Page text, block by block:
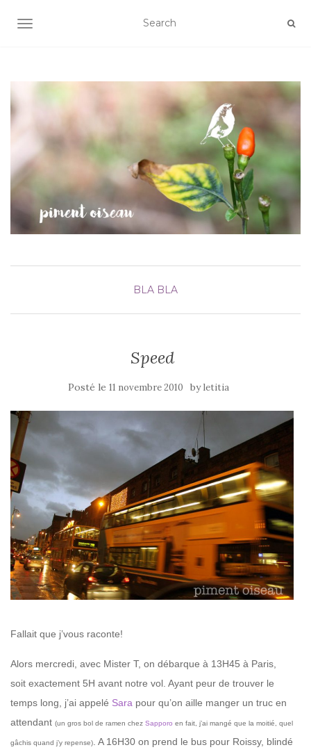
AFFICHER/MASQUER LA NAVIGATION
BLA BLA
Speed
Posté le 11 novembre 2010 byletitia
Fallait que j’vous raconte!
Alors mercredi, avec Mister T, on débarque à 13H45 à Paris,
soit exactement 5H avant notre vol. Ayant peur de trouver le
temps long, j’ai appelé Sara pour qu’on aille manger un truc en
attendant (un gros bol de ramen chez Sapporo en fait, j’ai mangé que la moitié, quel
gâchis quand j’y repense)
. A 16H30 on prend le bus pour Roissy, blindé